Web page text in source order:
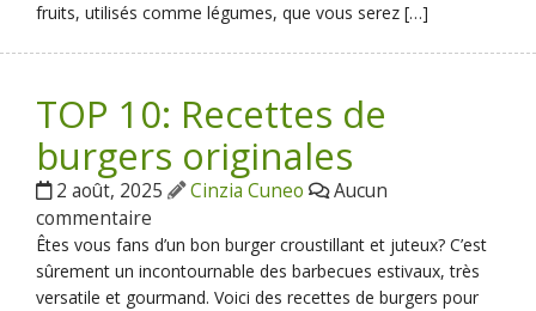
fruits, utilisés comme légumes, que vous serez […]
TOP 10: Recettes de
burgers originales
2 août, 2025 Cinzia Cuneo
Aucun
commentaire
Êtes vous fans d’un bon burger croustillant et juteux? C’est
sûrement un incontournable des barbecues estivaux, très
versatile et gourmand. Voici des recettes de burgers pour